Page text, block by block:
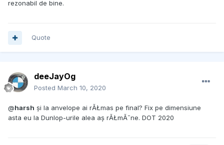
rezonabil de bine.
Quote
deeJayOg
Posted March 10, 2020
@harsh și la anvelope ai rĂŁmas pe final? Fix pe dimensiune
asta eu la Dunlop-urile alea aș rĂŁmĂ˘ne. DOT 2020